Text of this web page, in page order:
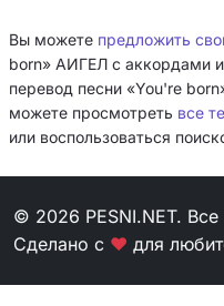
Вы можете предложить
born» АИГЕЛ с аккордами
перевод песни «You're
можете просмотреть все
или воспользоваться
© 2026 PESNI.NET.
Сделано с ❤ для